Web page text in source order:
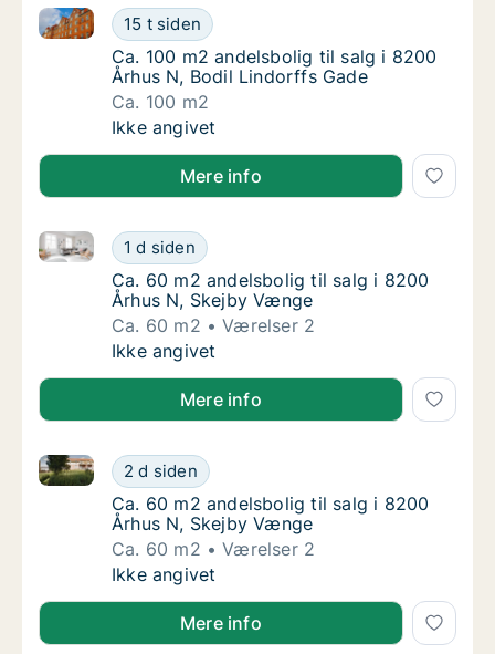
Ca. 100 m2 andelsbolig til salg i 8200
15 t siden
Ca. 100 m2 andelsbolig til salg i 8200 Århus N,
Ca. 100 m2 andelsbolig til salg i 8200
Ca. 100 m2 andelsbolig til salg i 8200
Århus N, Bodil Lindorffs Gade
Ca. 100 m2
Ca. 100 m2 andelsbolig til salg i 8200
Ikke angivet
Mere info
Ca. 60 m2 andelsbolig til salg i 8200 Århus
1 d siden
Ca. 60 m2 andelsbolig til salg i 8200 Århus N,
Ca. 60 m2 andelsbolig til salg i 8200 Århus
Ca. 60 m2 andelsbolig til salg i 8200
Århus N, Skejby Vænge
Ca. 60 m2
Værelser 2
Ca. 60 m2 andelsbolig til salg i 8200 Århus
Ikke angivet
Mere info
Ca. 60 m2 andelsbolig til salg i 8200 Århus
2 d siden
Ca. 60 m2 andelsbolig til salg i 8200 Århus N,
Ca. 60 m2 andelsbolig til salg i 8200 Århus
Ca. 60 m2 andelsbolig til salg i 8200
Århus N, Skejby Vænge
Ca. 60 m2
Værelser 2
Ca. 60 m2 andelsbolig til salg i 8200 Århus
Ikke angivet
Mere info